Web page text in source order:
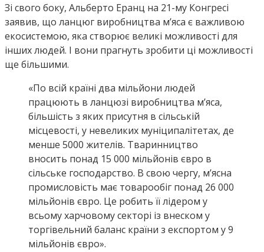
Зі свого боку, Альберто Еранц на 21-му Конгресі
заявив, що ланцюг виробництва м’яса є важливою
екосистемою, яка створює великі можливості для
інших людей. І вони прагнуть зробити ці можливості
ще більшими.
«По всій країні два мільйони людей
працюють в ланцюзі виробництва м’яса,
більшість з яких присутня в сільській
місцевості, у невеликих муніципалітетах, де
менше 5000 жителів. Тваринництво
вносить понад 15 000 мільйонів євро в
сільське господарство. В свою чергу, м’ясна
промисловість має товарообіг понад 26 000
мільйонів євро. Це робить її лідером у
всьому харчовому секторі із внеском у
торгівельний баланс країни з експортом у 9
мільйонів євро».